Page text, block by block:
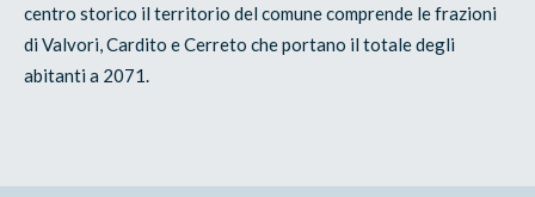
centro storico il territorio del comune comprende le frazioni
di Valvori, Cardito e Cerreto che portano il totale degli
abitanti a 2071.